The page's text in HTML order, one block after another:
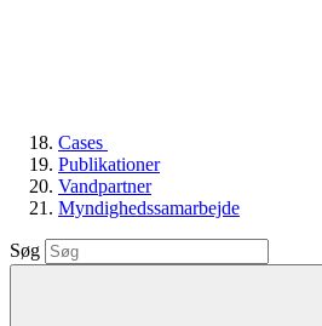
Cases
Publikationer
Vandpartner
Myndighedssamarbejde
Søg